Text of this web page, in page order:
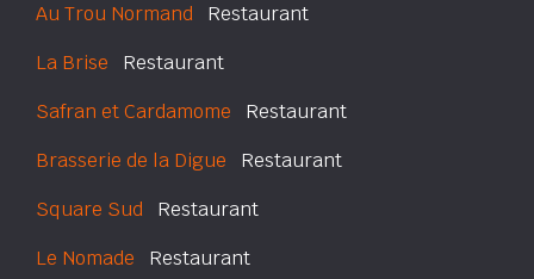
Au Trou Normand Restaurant
La Brise Restaurant
Safran et Cardamome Restaurant
Brasserie de la Digue Restaurant
Square Sud Restaurant
Le Nomade Restaurant